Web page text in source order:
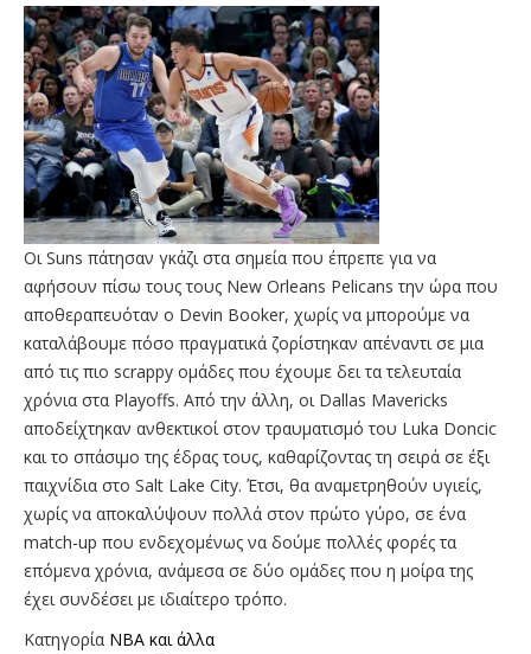
Οι Suns πάτησαν γκάζι στα σημεία που έπρεπε για να
αφήσουν πίσω τους τους New Orleans Pelicans την ώρα που
αποθεραπευόταν ο Devin Booker, χωρίς να μπορούμε να
καταλάβουμε πόσο πραγματικά ζορίστηκαν απέναντι σε μια
από τις πιο scrappy ομάδες που έχουμε δει τα τελευταία
χρόνια στα Playoffs. Από την άλλη, οι Dallas Mavericks
αποδείχτηκαν ανθεκτικοί στον τραυματισμό του Luka Doncic
και το σπάσιμο της έδρας τους, καθαρίζοντας τη σειρά σε έξι
παιχνίδια στο Salt Lake City. Έτσι, θα αναμετρηθούν υγιείς,
χωρίς να αποκαλύψουν πολλά στον πρώτο γύρο, σε ένα
match-up που ενδεχομένως να δούμε πολλές φορές τα
επόμενα χρόνια, ανάμεσα σε δύο ομάδες που η μοίρα της
έχει συνδέσει με ιδιαίτερο τρόπο.
Κατηγορία NBA και άλλα